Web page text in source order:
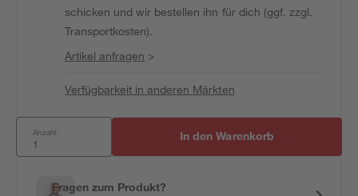
schicken und wir bestellen ihn für dich (ggf. zzgl.
Transportkosten).
Artikel anfragen >
Verfügbarkeit in anderen Märkten
Anzahl: In den Warenkorb
Fragen zum Produkt?